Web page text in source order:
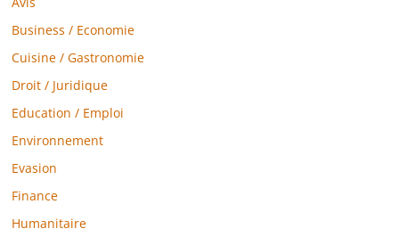
Business / Economie
Cuisine / Gastronomie
Droit / Juridique
Education / Emploi
Environnement
Evasion
Finance
Humanitaire